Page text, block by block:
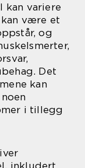
kan variere
være et
og
Det
kan
i tillegg
inkludert